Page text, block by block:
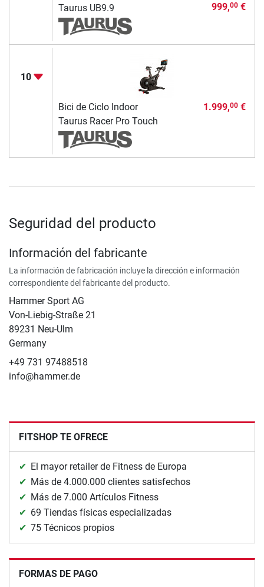
Taurus UB9.9
999,00€
10
Bici de Ciclo Indoor
Taurus Racer Pro Touch
1.999,00€
Seguridad del producto
Información del fabricante
La información de fabricación incluye la dirección e información
correspondiente del fabricante del producto.
Hammer Sport AG
Von-Liebig-Straße 21
89231 Neu-Ulm
Germany
+49 731 97488518
info@hammer.de
FITSHOP TE OFRECE
El mayor retailer de Fitness de Europa
Más de 4.000.000 clientes satisfechos
Más de 7.000 Artículos Fitness
69 Tiendas físicas especializadas
75 Técnicos propios
FORMAS DE PAGO